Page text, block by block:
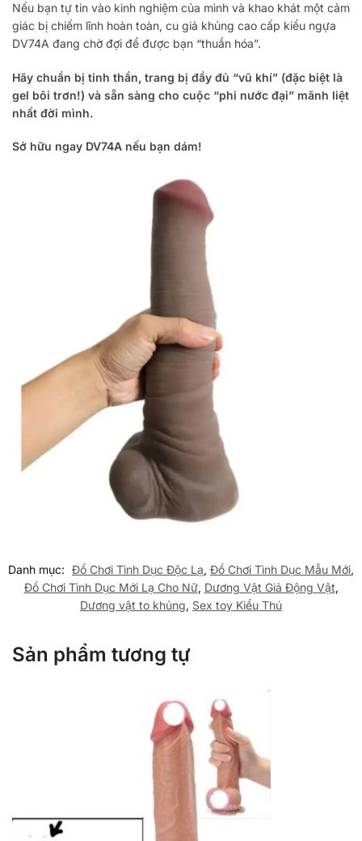
Nếu bạn tự tin vào kinh nghiệm của mình và khao khát một cảm
giác bị chiếm lĩnh hoàn toàn, cu giả khủng cao cấp kiểu ngựa
DV74A đang chờ đợi để được bạn “thuần hóa”.
Hãy chuẩn bị tinh thần, trang bị đầy đủ “vũ khí” (đặc biệt là
gel bôi trơn!) và sẵn sàng cho cuộc “phi nước đại” mãnh liệt
nhất đời mình.
Sở hữu ngay DV74A nếu bạn dám!
Danh mục: Đồ Chơi Tình Dục Độc Lạ, Đồ Chơi Tình Dục Mẫu Mới,
Đồ Chơi Tình Dục Mới Lạ Cho Nữ, Dương Vật Giả Động Vật,
Dương vật to khủng, Sex toy Kiểu Thú
Sản phẩm tương tự